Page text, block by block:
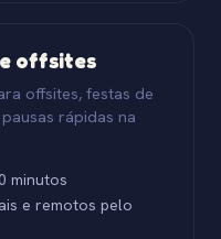
offsites
offsites, festas de
rápidas na
minutos
e remotos pelo